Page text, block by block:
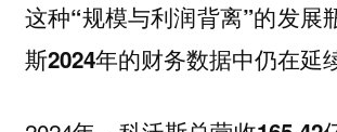
这种“规模与利润背离”的发展
斯2024年的财务数据中仍在延